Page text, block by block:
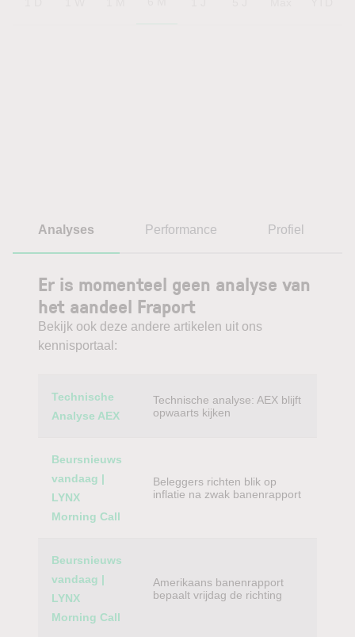
Analyses Performance Profiel
Er is momenteel geen analyse van
het aandeel Fraport
Bekijk ook deze andere artikelen uit ons
kennisportaal:
Category
Technische
Analyse AEX
Technische analyse: AEX blijft
opwaarts kijken
Beursnieuws
vandaag |
LYNX
Morning Call
Beleggers richten blik op
inflatie na zwak banenrapport
Beursnieuws
vandaag |
LYNX
Morning Call
Amerikaans banenrapport
bepaalt vrijdag de richting